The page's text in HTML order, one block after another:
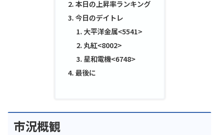
本日の上昇率ランキング
今日のデイトレ
大平洋金属<5541>
丸紅<8002>
星和電機<6748>
最後に
市況概観